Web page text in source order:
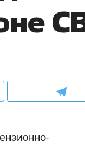
мастеров